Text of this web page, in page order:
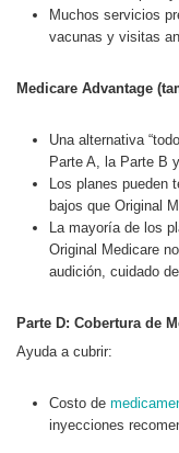
Muchos servicios
vacunas y visitas
Medicare Advantage
Una alternativa
Parte A, la Parte B
Los planes pueden
bajos que Original
La mayoría de los
Original Medicare
audición, cuidado
Parte D: Cobertura de
Ayuda a cubrir:
Costo de
inyecciones